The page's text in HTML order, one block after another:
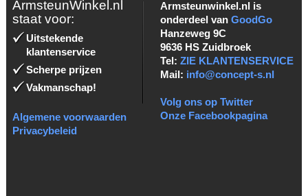
ArmsteunWinkel.nl
staat voor:
Uitstekende
klantenservice
Scherpe prijzen
Vakmanschap!
Algemene voorwaarden
Privacybeleid
Armsteunwinkel.nl is
onderdeel van GoodGo
Hanzeweg 9C
9636 HS Zuidbroek
Tel: ZIE KLANTENSERVICE
Mail: info@concept-s.nl
Volg ons op Twitter
Onze Facebookpagina